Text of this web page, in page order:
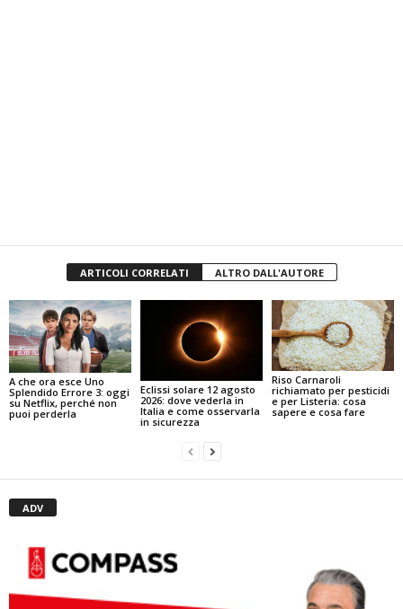
ARTICOLI CORRELATI ALTRO DALL'AUTORE
A che ora esce Uno
Splendido Errore 3: oggi
su Netflix, perché non
puoi perderla
Eclissi solare 12 agosto
2026: dove vederla in
Italia e come osservarla
in sicurezza
Riso Carnaroli
richiamato per pesticidi
e per Listeria: cosa
sapere e cosa fare
ADV